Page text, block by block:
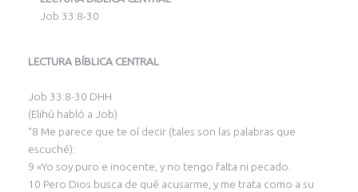
Job 33:8-30
LECTURA BÍBLICA CENTRAL
Job 33:8-30 DHH
(Elihú habló a Job)
“8 Me parece que te oí decir (tales son las palabras que
escuché):
9 «Yo soy puro e inocente, y no tengo falta ni pecado.
10 Pero Dios busca de qué acusarme, y me trata como a su